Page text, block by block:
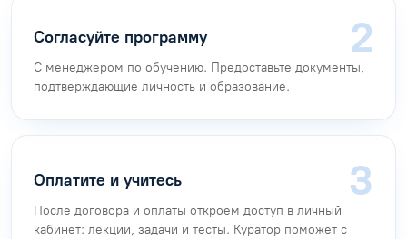
Согласуйте программу
С менеджером по обучению. Предоставьте документы,
подтверждающие личность и образование.
Оплатите и учитесь
После договора и оплаты откроем доступ в личный
кабинет: лекции, задачи и тесты. Куратор поможет с